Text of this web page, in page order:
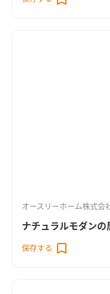
フスタイルの変化にも対
オースリーホーム株式会
ナチュラルモダンの
保存する